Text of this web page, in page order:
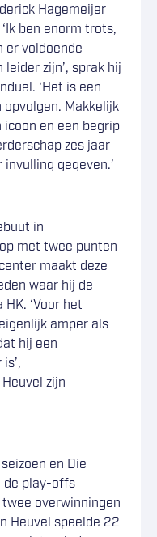
Hagemeijer
ben enorm trots,
er voldoende
zijn’, sprak hij
‘Het is een
Makkelijk
en een begrip
zes jaar
gegeven.’
in
met twee punten
maakt deze
waar hij de
‘Voor het
amper als
hij een
zijn
en Die
de play-offs
overwinningen
Heuvel speelde 22